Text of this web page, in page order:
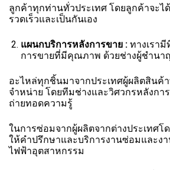
ลูกค้าทุกท่านทั่วประเทศ โดยลูกค้าจะ
รวดเร็วและเป็นกันเอง
แผนกบริการหลังการขาย : ทางเรา
การขายที่มีคุณภาพ ด้วยช่างผู้ชำนา
อะไหล่ทุกชิ้นมาจากประเทศผู้ผลิตสินค้
จำหน่าย โดยทีมช่างและวิศวกรหลังกา
ถ่ายทอดความรู้
ในการซ่อมจากผู้ผลิตจากต่างประเทศโ
ให้คำปรึกษาและบริการงานซ่อมและง
ไฟฟ้าอุตสาหกรรม